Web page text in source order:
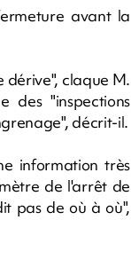
avant la
dérive", claque M.
des "inspections
décrit-il.
information très
de l'arrêt de
pas de où à où",